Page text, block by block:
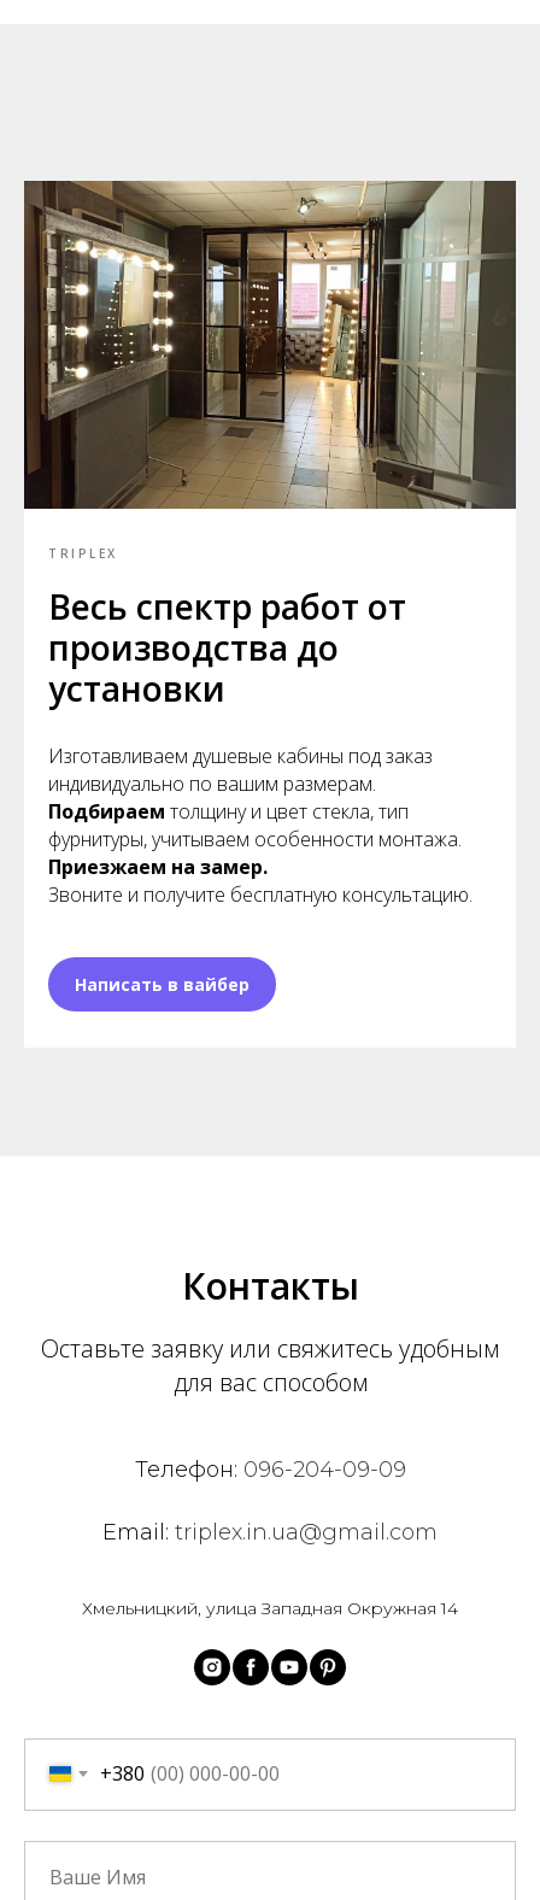
TRIPLEX
Весь спектр работ от
производства до
установки
Изготавливаем душевые кабины под заказ
индивидуально по вашим размерам.
Подбираем толщину и цвет стекла, тип
фурнитуры, учитываем особенности монтажа.
Приезжаем на замер.
Звоните и получите бесплатную консультацию.
Написать в вайбер
Контакты
Оставьте заявку или свяжитесь удобным
для вас способом
Телефон: 096-204-09-09
Email: triplex.in.ua@gmail.com
Хмельницкий, улица Западная Окружная 14
+380